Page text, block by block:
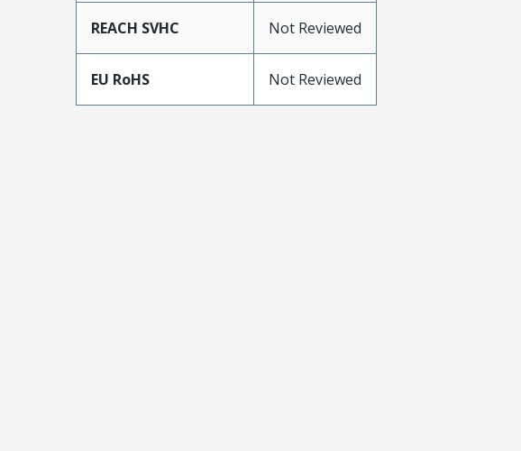
REACH SVHC Not Reviewed
EU RoHS Not Reviewed